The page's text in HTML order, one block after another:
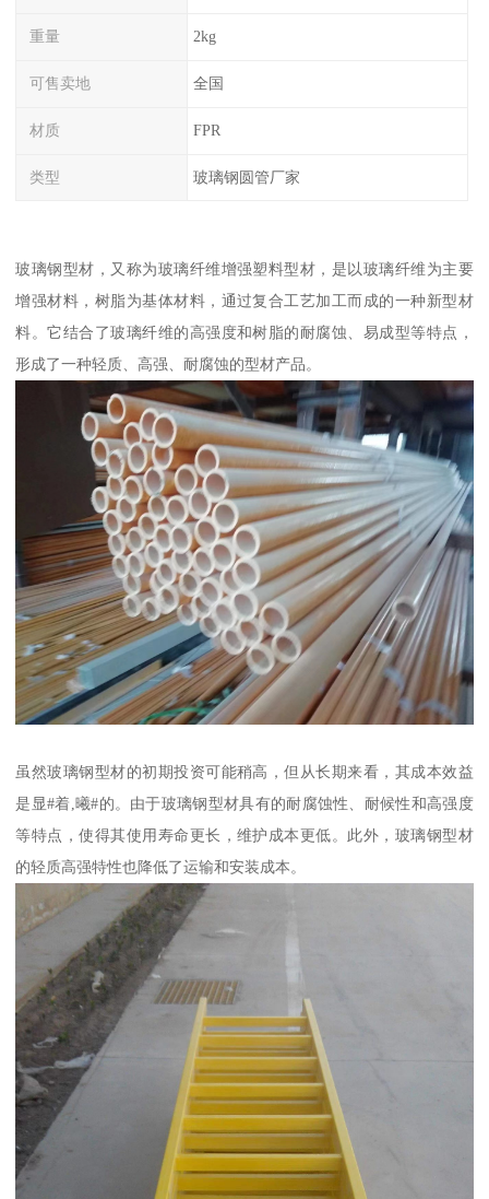
重量 2kg
可售卖地 全国
材质 FPR
类型 玻璃钢圆管厂家
玻璃钢型材，又称为玻璃纤维增强塑料型材，是以玻璃纤维为主要
增强材料，树脂为基体材料，通过复合工艺加工而成的一种新型材
料。它结合了玻璃纤维的高强度和树脂的耐腐蚀、易成型等特点，
形成了一种轻质、高强、耐腐蚀的型材产品。
虽然玻璃钢型材的初期投资可能稍高，但从长期来看，其成本效益
是显#着,曦#的。由于玻璃钢型材具有的耐腐蚀性、耐候性和高强度
等特点，使得其使用寿命更长，维护成本更低。此外，玻璃钢型材
的轻质高强特性也降低了运输和安装成本。